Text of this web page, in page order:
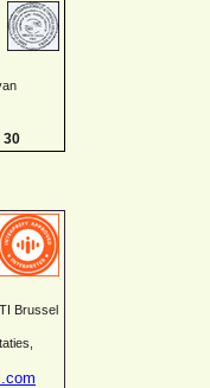
Brussel